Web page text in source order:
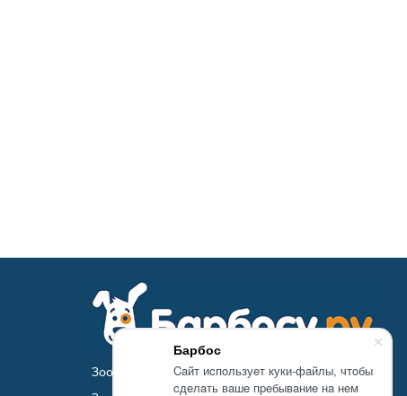
Барбос
Caйт иcпoльзуeт куки-фaйлы, чтoбы
cдeлaть вaшe пpeбывaниe нa нeм
Зоомагазин Барбосу.ру - товары для животных